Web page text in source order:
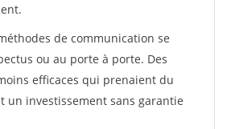
de communication se
ou au porte à porte. Des
efficaces qui prenaient du
un investissement sans garantie